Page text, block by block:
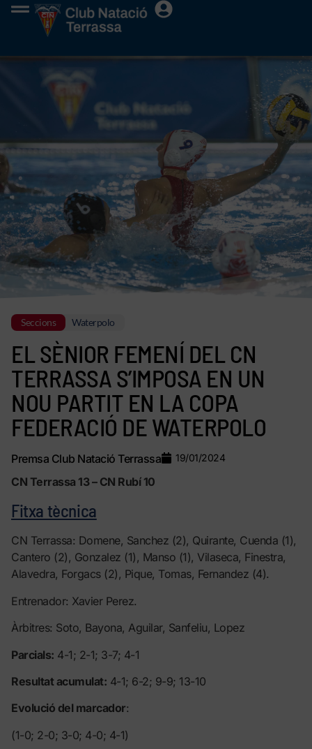
Seccions Waterpolo
EL SÈNIOR FEMENÍ DEL CN
TERRASSA S’IMPOSA EN UN
NOU PARTIT EN LA COPA
FEDERACIÓ DE WATERPOLO
Premsa Club Natació Terrassa 19/01/2024
CN Terrassa 13 – CN Rubí 10
Fitxa tècnica
CN Terrassa: Domene, Sanchez (2), Quirante, Cuenda (1),
Cantero (2), Gonzalez (1), Manso (1), Vilaseca, Finestra,
Alavedra, Forgacs (2), Pique, Tomas, Fernandez (4).
Entrenador: Xavier Perez.
Àrbitres: Soto, Bayona, Aguilar, Sanfeliu, Lopez
Parcials: 4-1; 2-1; 3-7; 4-1
Resultat acumulat: 4-1; 6-2; 9-9; 13-10
Evolució del marcador:
(1-0; 2-0; 3-0; 4-0; 4-1)